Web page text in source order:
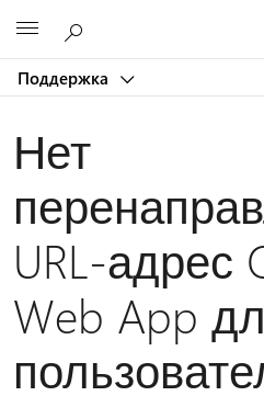
Поддержка
Нет
URL-адрес
Web App